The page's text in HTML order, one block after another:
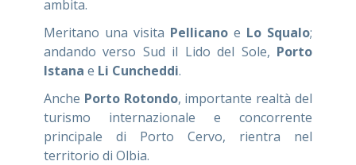
ambita.
Meritano una visita Pellicano e Lo Squalo;
andando verso Sud il Lido del Sole, Porto
Istana e Li Cuncheddi.
Anche Porto Rotondo, importante realtà del
turismo internazionale e concorrente
principale di Porto Cervo, rientra nel
territorio di Olbia.